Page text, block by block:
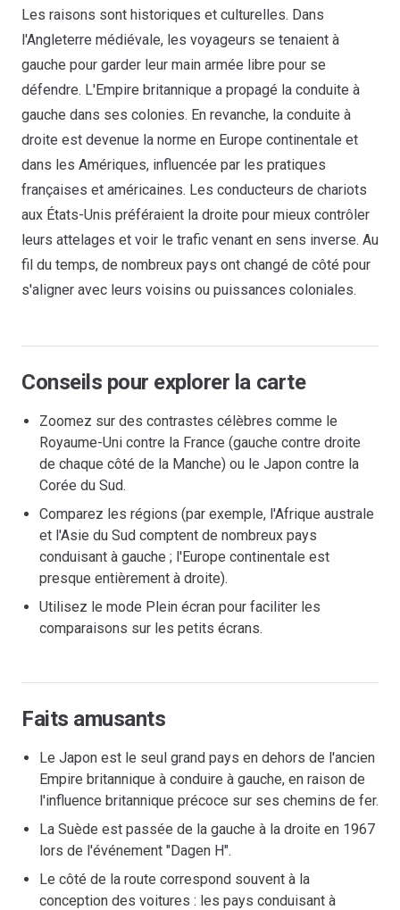
Les raisons sont historiques et culturelles. Dans
l'Angleterre médiévale, les voyageurs se tenaient à
gauche pour garder leur main armée libre pour se
défendre. L'Empire britannique a propagé la conduite à
gauche dans ses colonies. En revanche, la conduite à
droite est devenue la norme en Europe continentale et
dans les Amériques, influencée par les pratiques
françaises et américaines. Les conducteurs de chariots
aux États-Unis préféraient la droite pour mieux contrôler
leurs attelages et voir le trafic venant en sens inverse. Au
fil du temps, de nombreux pays ont changé de côté pour
s'aligner avec leurs voisins ou puissances coloniales.
Conseils pour explorer la carte
Zoomez sur des contrastes célèbres comme le
Royaume-Uni contre la France (gauche contre droite
de chaque côté de la Manche) ou le Japon contre la
Corée du Sud.
Comparez les régions (par exemple, l'Afrique australe
et l'Asie du Sud comptent de nombreux pays
conduisant à gauche ; l'Europe continentale est
presque entièrement à droite).
Utilisez le mode Plein écran pour faciliter les
comparaisons sur les petits écrans.
Faits amusants
Le Japon est le seul grand pays en dehors de l'ancien
Empire britannique à conduire à gauche, en raison de
l'influence britannique précoce sur ses chemins de fer.
La Suède est passée de la gauche à la droite en 1967
lors de l'événement "Dagen H".
Le côté de la route correspond souvent à la
conception des voitures : les pays conduisant à